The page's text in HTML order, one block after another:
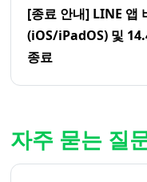
[종료 안내] LINE 앱
(iOS/iPadOS) 및
종료
자주 묻는 질